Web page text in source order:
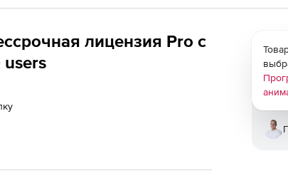
лицензия Pro с
users